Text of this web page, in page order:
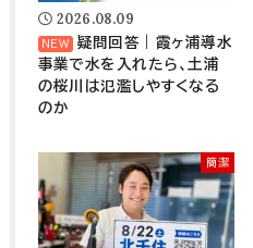
2026.08.09
疑問回答｜霞ヶ浦導水
事業で水を入れたら、土浦
の桜川は氾濫しやすくなる
のか
簡潔